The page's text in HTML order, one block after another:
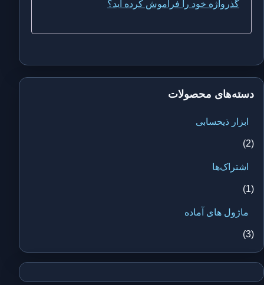
گذرواژه خود را فراموش کرده اید؟
دسته‌های محصولات
ابزار ذیحسابی
(2)
اشتراک‌ها
(1)
ماژول های آماده
(3)